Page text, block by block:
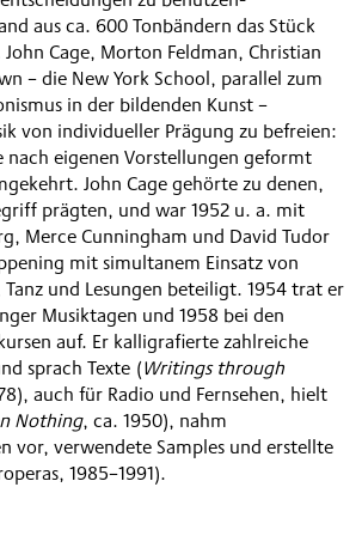
aus ca. 600 Tonbändern das Stück
Cage, Morton Feldman, Christian
– die New York School, parallel zum
in der bildenden Kunst –
von individueller Prägung zu befreien:
eigenen Vorstellungen geformt
John Cage gehörte zu denen,
prägten, und war 1952 u. a. mit
Merce Cunningham und David Tudor
mit simultanem Einsatz von
und Lesungen beteiligt. 1954 trat er
Musiktagen und 1958 bei den
auf. Er kalligrafierte zahlreiche
sprach Texte (Writings through
auch für Radio und Fernsehen, hielt
Nothing, ca. 1950), nahm
vor, verwendete Samples und erstellte
1985–1991).